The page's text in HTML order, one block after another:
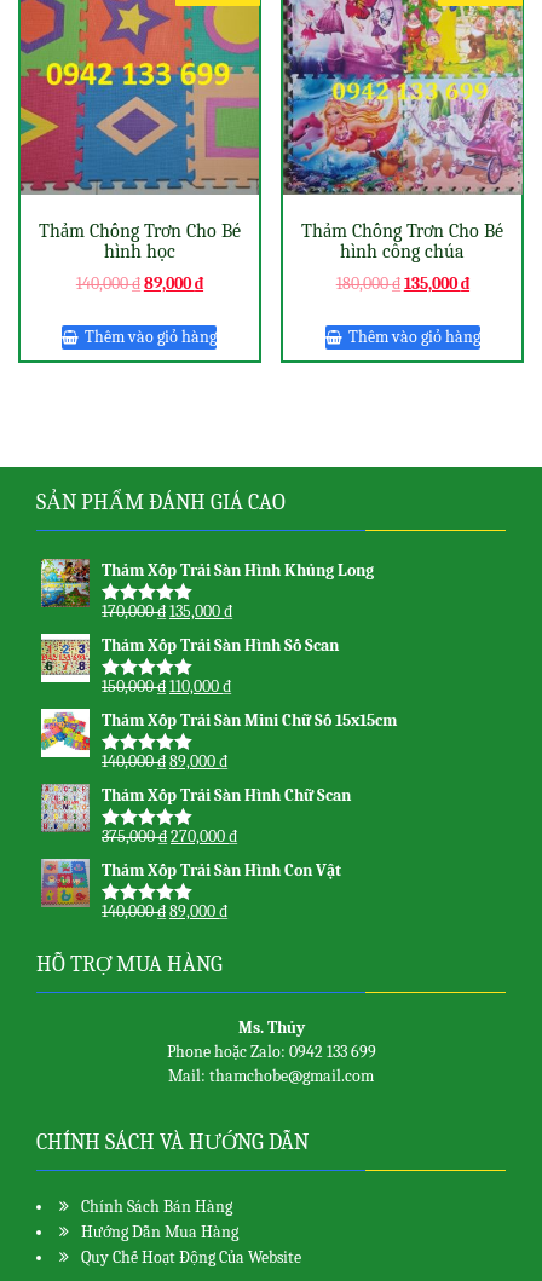
Thảm Chống Trơn Cho Bé
hình học
140,000₫89,000₫
Thêm vào giỏ hàng
Thảm Chống Trơn Cho Bé
hình công chúa
180,000₫135,000₫
Thêm vào giỏ hàng
SẢN PHẨM ĐÁNH GIÁ CAO
Thảm Xốp Trải Sàn Hình Khủng Long
Được xếp
sao
170,000₫135,000₫
Thảm Xốp Trải Sàn Hình Số Scan
Được xếp
sao
150,000₫110,000₫
Thảm Xốp Trải Sàn Mini Chữ Số 15x15cm
Được xếp
sao
140,000₫89,000₫
Thảm Xốp Trải Sàn Hình Chữ Scan
Được xếp
sao
375,000₫270,000₫
Thảm Xốp Trải Sàn Hình Con Vật
Được xếp
140,000₫89,000₫
HỖ TRỢ MUA HÀNG
Ms. Thủy
Phone hoặc Zalo: 0942 133 699
Mail: thamchobe@gmail.com
CHÍNH SÁCH VÀ HƯỚNG DẪN
Chính Sách Bán Hàng
Hướng Dẫn Mua Hàng
Quy Chế Hoạt Động Của Website